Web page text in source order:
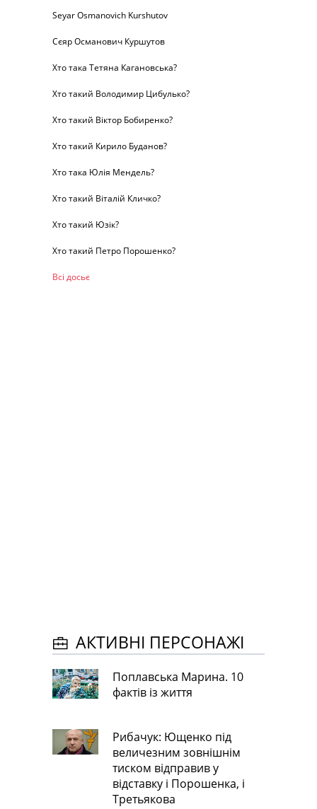
Seyar Osmanovich Kurshutov
Сєяр Османович Куршутов
Хто така Тетяна Кагановська?
Хто такий Володимир Цибулько?
Хто такий Віктор Бобиренко?
Хто такий Кирило Буданов?
Хто така Юлія Мендель?
Хто такий Віталій Кличко?
Хто такий Юзік?
Хто такий Петро Порошенко?
Всі досьє
АКТИВНІ ПЕРСОНАЖІ
Поплавська Марина. 10
фактів із життя
Рибачук: Ющенко під
величезним зовнішнім
тиском відправив у
відставку і Порошенка, і
Третьякова